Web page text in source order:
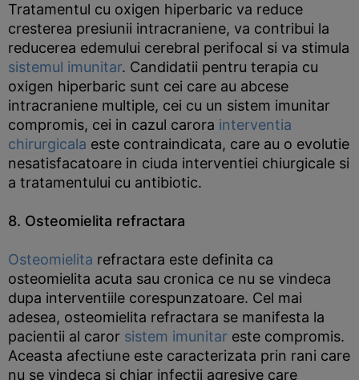
Tratamentul cu oxigen hiperbaric va reduce
cresterea presiunii intracraniene, va contribui la
reducerea edemului cerebral perifocal si va stimula
sistemul imunitar. Candidatii pentru terapia cu
oxigen hiperbaric sunt cei care au abcese
intracraniene multiple, cei cu un sistem imunitar
compromis, cei in cazul carora interventia
chirurgicala este contraindicata, care au o evolutie
nesatisfacatoare in ciuda interventiei chiurgicale si
a tratamentului cu antibiotic.
8. Osteomielita refractara
Osteomielita refractara este definita ca
osteomielita acuta sau cronica ce nu se vindeca
dupa interventiile corespunzatoare. Cel mai
adesea, osteomielita refractara se manifesta la
pacientii al caror sistem imunitar este compromis.
Aceasta afectiune este caracterizata prin rani care
nu se vindeca si chiar infectii agresive care